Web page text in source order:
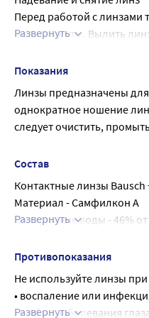
Перед работой с
медикаменты. Вылить
руками. Пальцем сдвинуть
Развернуть
Показания
Линзы предназначены
однократное ношение
следует очистить,
Состав
Контактные линзы Bausch
Материал - Самфилкон А
Содержание воды - 46% от
Стерилизованы паром
Развернуть
Противопоказания
Не используйте линзы
• воспаление или
• любые заболевания
Развернуть